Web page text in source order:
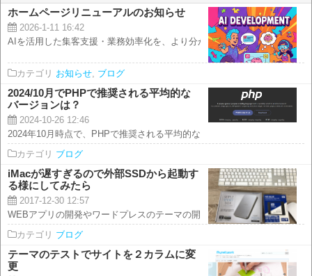
ホームページリニューアルのお知らせ
2026-1-11 16:42
AIを活用した集客支援・業務効率化を、より分かりやすくお届けします
カテゴリ お知らせ, ブログ
2024/10月でPHPで推奨される平均的な
バージョンは？
2024-10-26 12:46
2024年10月時点で、PHPで推奨される平均的なバージョンはPHP 8.2です
カテゴリ ブログ
iMacが遅すぎるので外部SSDから起動す
る様にしてみたら
2017-12-30 12:57
WEBアプリの開発やワードプレスのテーマの開発に使っている、 iMac（
カテゴリ ブログ
テーマのテストでサイトを２カラムに変
更